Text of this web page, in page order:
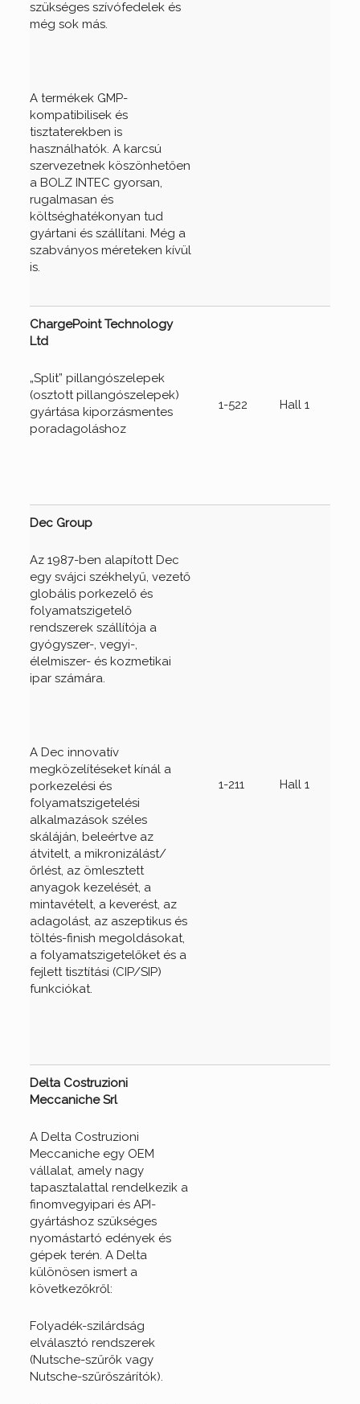
szükséges szívófedelek és
még sok más.
A termékek GMP-
kompatibilisek és
tisztaterekben is
használhatók. A karcsú
szervezetnek köszönhetően
a BOLZ INTEC gyorsan,
rugalmasan és
költséghatékonyan tud
gyártani és szállítani. Még a
szabványos méreteken kívül
is.
ChargePoint Technology
Ltd
„Split” pillangószelepek
(osztott pillangószelepek)
gyártása kiporzásmentes
poradagoláshoz
1-522 Hall 1
Dec Group
Az 1987-ben alapított Dec
egy svájci székhelyű, vezető
globális porkezelő és
folyamatszigetelő
rendszerek szállítója a
gyógyszer-, vegyi-,
élelmiszer- és kozmetikai
ipar számára.
A Dec innovatív
megközelítéseket kínál a
porkezelési és
folyamatszigetelési
alkalmazások széles
skáláján, beleértve az
átvitelt, a mikronizálást/
őrlést, az ömlesztett
anyagok kezelését, a
mintavételt, a keverést, az
adagolást, az aszeptikus és
töltés-finish megoldásokat,
a folyamatszigetelőket és a
fejlett tisztítási (CIP/SIP)
funkciókat.
1-211 Hall 1
Delta Costruzioni
Meccaniche Srl
A Delta Costruzioni
Meccaniche egy OEM
vállalat, amely nagy
tapasztalattal rendelkezik a
finomvegyipari és API-
gyártáshoz szükséges
nyomástartó edények és
gépek terén. A Delta
különösen ismert a
következőkről:
Folyadék-szilárdság
elválasztó rendszerek
(Nutsche-szűrők vagy
Nutsche-szűrőszárítók).